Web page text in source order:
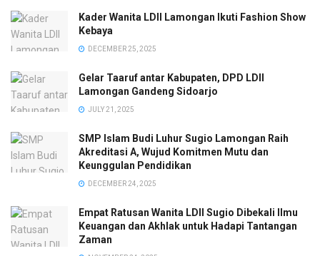
Kader Wanita LDII Lamongan Ikuti Fashion Show
Kebaya
DECEMBER 25, 2025
Gelar Taaruf antar Kabupaten, DPD LDII
Lamongan Gandeng Sidoarjo
JULY 21, 2025
SMP Islam Budi Luhur Sugio Lamongan Raih
Akreditasi A, Wujud Komitmen Mutu dan
Keunggulan Pendidikan
DECEMBER 24, 2025
Empat Ratusan Wanita LDII Sugio Dibekali Ilmu
Keuangan dan Akhlak untuk Hadapi Tantangan
Zaman